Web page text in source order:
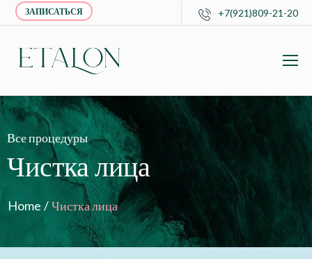
ЗАПИСАТЬСЯ +7(921)809-21-20
Все процедуры
Чистка лица
Home /Чистка лица